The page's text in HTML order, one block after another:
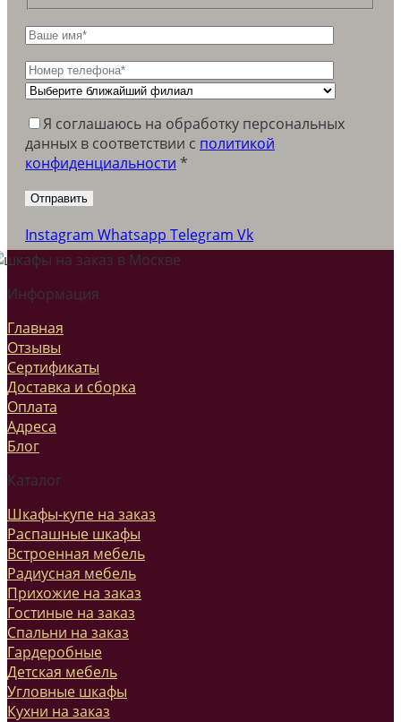
Я соглашаюсь на обработку персональных
данных в соответствии c политикой
конфиденциальности *
Instagram Whatsapp Telegram Vk
Информация
Главная
Отзывы
Сертификаты
Доставка и сборка
Оплата
Адреса
Блог
Каталог
Шкафы-купе на заказ
Распашные шкафы
Встроенная мебель
Радиусная мебель
Прихожие на заказ
Гостиные на заказ
Спальни на заказ
Гардеробные
Детская мебель
Угловные шкафы
Кухни на заказ